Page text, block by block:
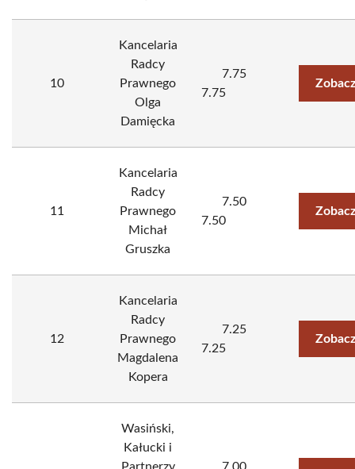
10
Kancelaria
Radcy
Prawnego
Olga
Damięcka
7.75
7.75
11
Kancelaria
Radcy
Prawnego
Michał
Gruszka
7.50
7.50
12
Kancelaria
Radcy
Prawnego
Magdalena
Kopera
7.25
7.25
Wasiński,
Kałucki i